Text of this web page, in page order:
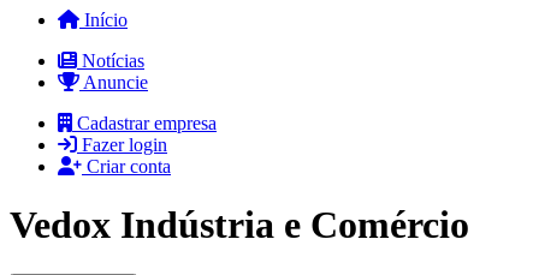
Início
Notícias
Anuncie
Cadastrar empresa
Fazer login
Criar conta
Vedox Indústria e Comércio